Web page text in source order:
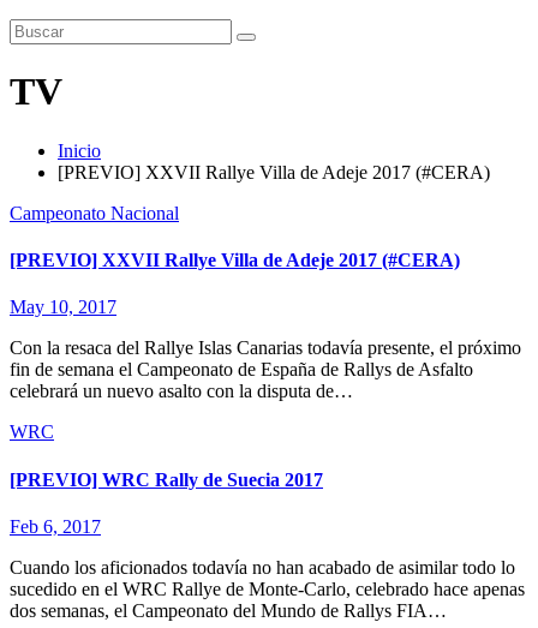
TV
Inicio
[PREVIO] XXVII Rallye Villa de Adeje 2017 (#CERA)
Campeonato Nacional
[PREVIO] XXVII Rallye Villa de Adeje 2017 (#CERA)
May 10, 2017
Con la resaca del Rallye Islas Canarias todavía presente, el próximo
fin de semana el Campeonato de España de Rallys de Asfalto
celebrará un nuevo asalto con la disputa de…
WRC
[PREVIO] WRC Rally de Suecia 2017
Feb 6, 2017
Cuando los aficionados todavía no han acabado de asimilar todo lo
sucedido en el WRC Rallye de Monte-Carlo, celebrado hace apenas
dos semanas, el Campeonato del Mundo de Rallys FIA…